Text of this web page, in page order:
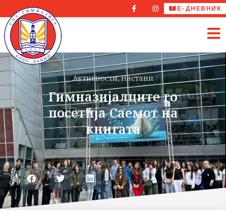
Е-ДНЕВНИК
Активности,Настани
Гимназијалците го
посетија Саемот на
книгата